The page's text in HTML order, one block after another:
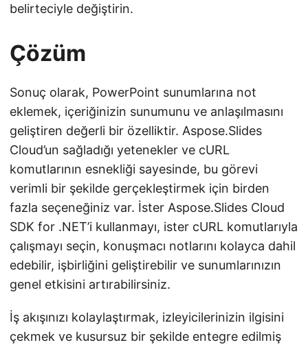
belirteciyle değiştirin.
Çözüm
Sonuç olarak, PowerPoint sunumlarına not
eklemek, içeriğinizin sunumunu ve anlaşılmasını
geliştiren değerli bir özelliktir. Aspose.Slides
Cloud’un sağladığı yetenekler ve cURL
komutlarının esnekliği sayesinde, bu görevi
verimli bir şekilde gerçekleştirmek için birden
fazla seçeneğiniz var. İster Aspose.Slides Cloud
SDK for .NET’i kullanmayı, ister cURL komutlarıyla
çalışmayı seçin, konuşmacı notlarını kolayca dahil
edebilir, işbirliğini geliştirebilir ve sunumlarınızın
genel etkisini artırabilirsiniz.
İş akışınızı kolaylaştırmak, izleyicilerinizin ilgisini
çekmek ve kusursuz bir şekilde entegre edilmiş